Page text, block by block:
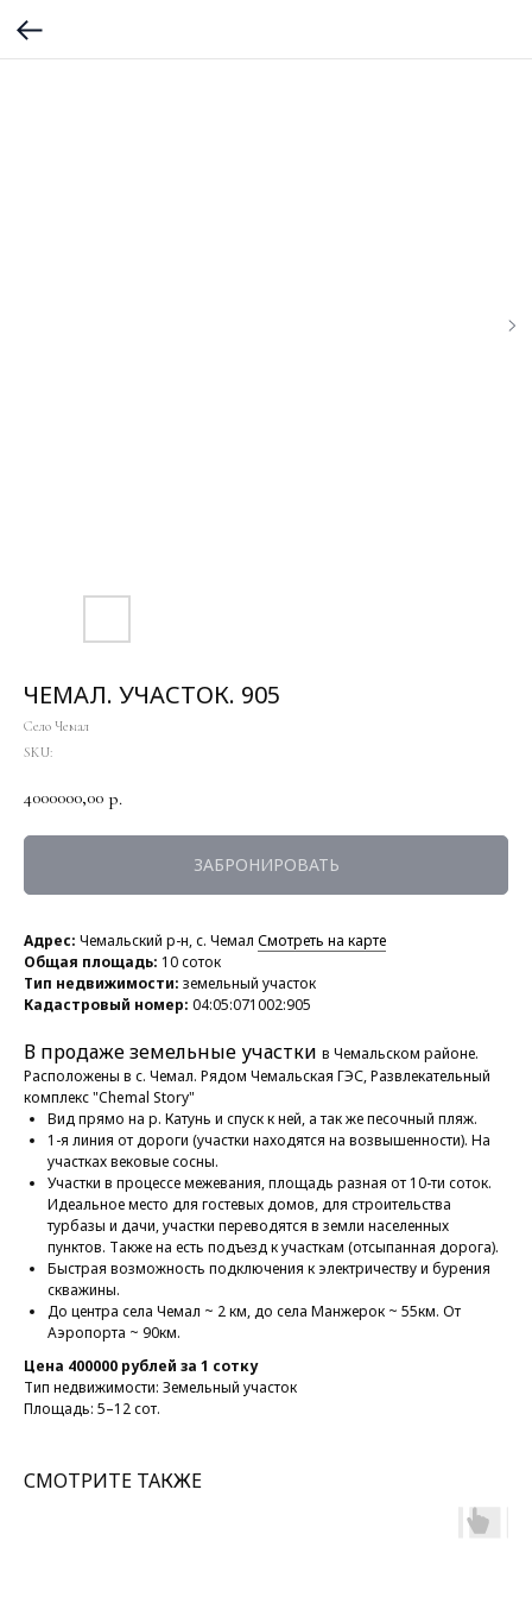
ЧЕМАЛ. УЧАСТОК. 905
Село Чемал
SKU:
4000000,00 р.
ЗАБРОНИРОВАТЬ
Адрес: Чемальский р-н, с. Чемал Смотреть на карте
Общая площадь: 10 соток
Тип недвижимости: земельный участок
Кадастровый номер: 04:05:071002:905
В продаже земельные участки в Чемальском районе.
Расположены в с. Чемал. Рядом Чемальская ГЭС, Развлекательный
комплекс "Chemal Story"
Вид прямо на р. Катунь и спуск к ней, а так же песочный пляж.
1-я линия от дороги (участки находятся на возвышенности). На
участках вековые сосны.
Участки в процессе межевания, площадь разная от 10-ти соток.
Идеальное место для гостевых домов, для строительства
турбазы и дачи, участки переводятся в земли населенных
пунктов. Также на есть подъезд к участкам (отсыпанная дорога).
Быстрая возможность подключения к электричеству и бурения
скважины.
До центра села Чемал ~ 2 км, до села Манжерок ~ 55км. От
Аэропорта ~ 90км.
Цена 400000 рублей за 1 сотку
Тип недвижимости: Земельный участок
Площадь: 5–12 сот.
СМОТРИТЕ ТАКЖЕ